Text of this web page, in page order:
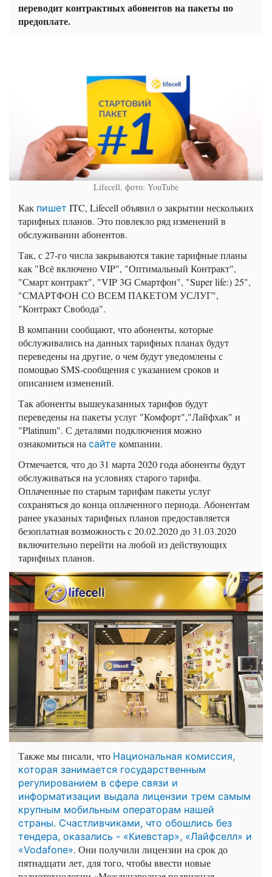
переводит контрактных абонентов на пакеты по
предоплате.
Lifecell, фото: YouTube
Как пишет ITC, Lifecell объявил о закрытии нескольких
тарифных планов. Это повлекло ряд изменений в
обслуживании абонентов.
Так, с 27-го числа закрываются такие тарифные планы
как "Всё включено VIP", "Оптимальный Контракт",
"Смарт контракт", "VIP 3G Смартфон", "Super life:) 25",
"СМАРТФОН СО ВСЕМ ПАКЕТОМ УСЛУГ",
"Контракт Свобода".
В компании сообщают, что абоненты, которые
обслуживались на данных тарифных планах будут
переведены на другие, о чем будут уведомлены с
помощью SMS-сообщения с указанием сроков и
описанием изменений.
Так абоненты вышеуказанных тарифов будут
переведены на пакеты услуг "Комфорт","Лайфхак" и
"Platinum". С деталями подключения можно
ознакомиться на сайте компании.
Отмечается, что до 31 марта 2020 года абоненты будут
обслуживаться на условиях старого тарифа.
Оплаченные по старым тарифам пакеты услуг
сохраняться до конца оплаченного периода. Абонентам
ранее указаных тарифных планов предоставляется
безоплатная возможность с 20.02.2020 до 31.03.2020
включительно перейти на любой из действующих
тарифных планов.
Также мы писали, что Национальная комиссия,
которая занимается государственным
регулированием в сфере связи и
информатизации выдала лицензии трем самым
крупным мобильным операторам нашей
страны. Счастливчиками, что обошлись без
тендера, оказались - «Киевстар», «Лайфселл» и
«Vodafonе». Они получили лицензии на срок до
пятнадцати лет, для того, чтобы ввести новые